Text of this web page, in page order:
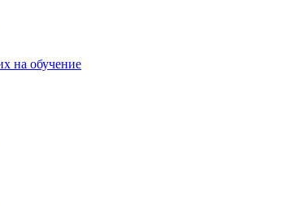
на обучение